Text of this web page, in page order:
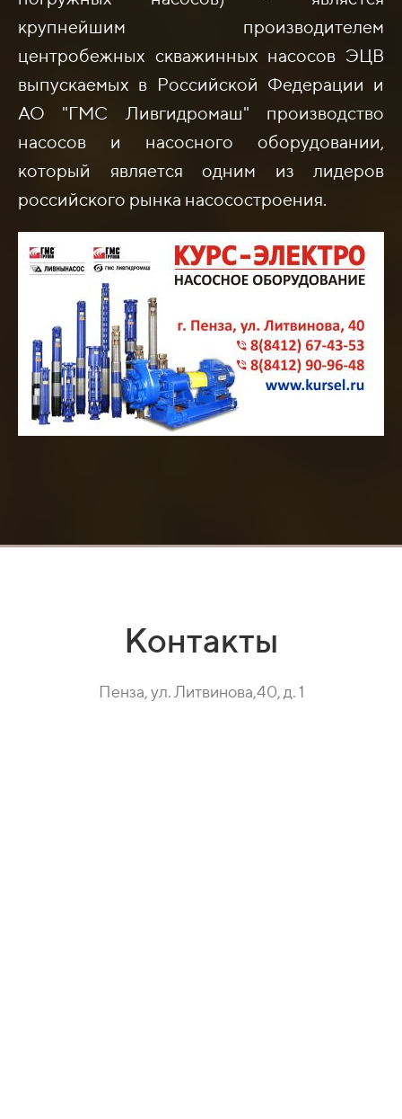
крупнейшим производителем
центробежных скважинных насосов ЭЦВ
выпускаемых в Российской Федерации и
АО "ГМС Ливгидромаш" производство
насосов и насосного оборудовании,
который является одним из лидеров
российского рынка насосостроения.
Контакты
Пенза, ул. Литвинова,40, д. 1